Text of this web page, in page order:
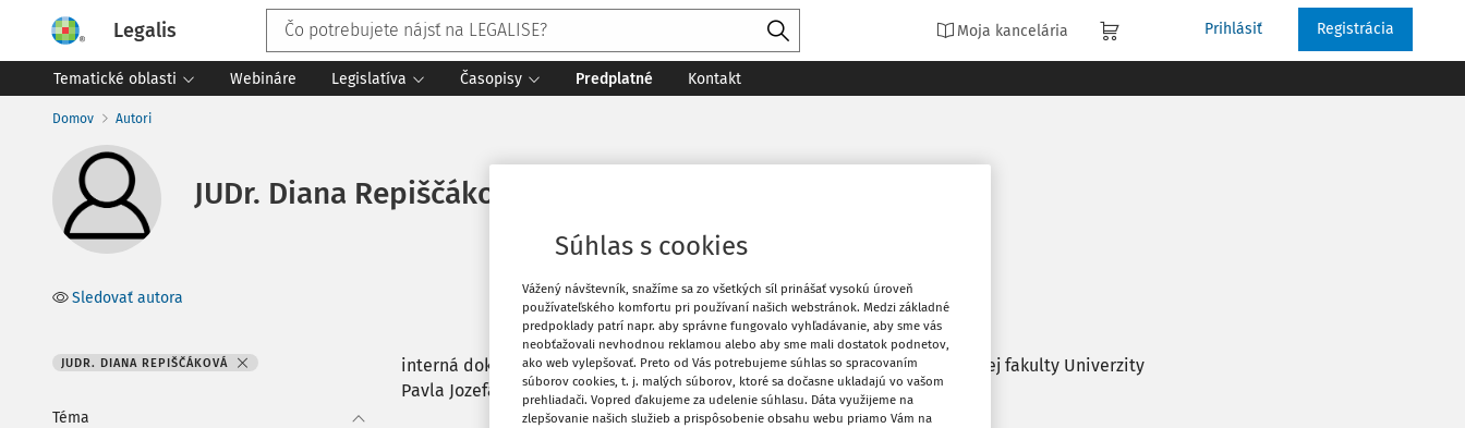
Legalis Moja kancelária Prihlásiť Registrácia
Tematické oblasti Webináre Legislatíva Časopisy Predplatné Kontakt
Domov Autori
JUDr. Diana Repiščáková
Sledovať autora
JUDR. DIANA REPIŠČÁKOVÁ
Téma
interná doktorandka Katedry ústavného práva a správneho právaPrávnickej fakulty Univerzity
Pavla Jozefa Šafárika v Košiciach;právnička vo Fóre pre ľudské práva
Súhlas s cookies
Vážený návštevník, snažíme sa zo všetkých síl prinášať vysokú úroveň
používateľského komfortu pri používaní našich webstránok. Medzi základné
predpoklady patrí napr. aby správne fungovalo vyhľadávanie, aby sme vás
neobťažovali nevhodnou reklamou alebo aby sme mali dostatok podnetov,
ako web vylepšovať. Preto od Vás potrebujeme súhlas so spracovaním
súborov cookies, t. j. malých súborov, ktoré sa dočasne ukladajú vo vašom
prehliadači. Vopred ďakujeme za udelenie súhlasu. Dáta využijeme na
zlepšovanie našich služieb a prispôsobenie obsahu webu priamo Vám na